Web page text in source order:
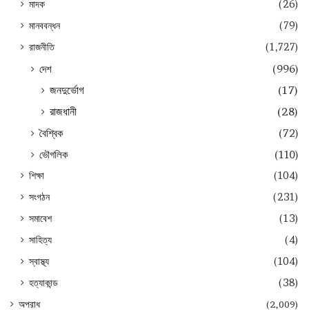
মাদক
(26)
মানববন্ধন
(79)
রাজনীতি
(1,727)
দেশ
(996)
জনদুর্ভোগ
(17)
রাজধানী
(28)
বৈশ্বিক
(72)
ভৌগলিক
(110)
শিক্ষা
(104)
সংগঠন
(231)
সমাবেশ
(13)
সাহিত্য
(4)
স্বাস্থ্য
(104)
হত্যাকান্ড
(38)
অপরাধ (2,009)